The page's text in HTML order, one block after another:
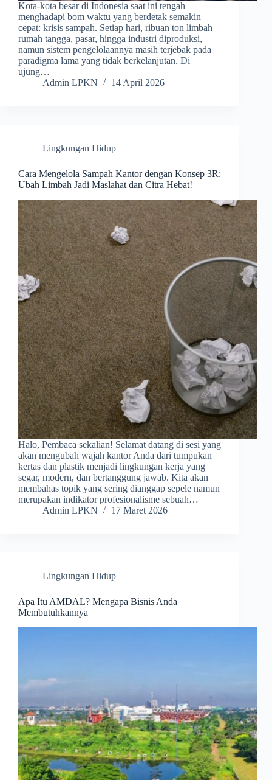
Kota-kota besar di Indonesia saat ini tengah
menghadapi bom waktu yang berdetak semakin
cepat: krisis sampah. Setiap hari, ribuan ton limbah
rumah tangga, pasar, hingga industri diproduksi,
namun sistem pengelolaannya masih terjebak pada
paradigma lama yang tidak berkelanjutan. Di
ujung…
Admin LPKN
14 April 2026
Lingkungan Hidup
Cara Mengelola Sampah Kantor dengan Konsep 3R:
Ubah Limbah Jadi Maslahat dan Citra Hebat!
Halo, Pembaca sekalian! Selamat datang di sesi yang
akan mengubah wajah kantor Anda dari tumpukan
kertas dan plastik menjadi lingkungan kerja yang
segar, modern, dan bertanggung jawab. Kita akan
membahas topik yang sering dianggap sepele namun
merupakan indikator profesionalisme sebuah…
Admin LPKN
17 Maret 2026
Lingkungan Hidup
Apa Itu AMDAL? Mengapa Bisnis Anda
Membutuhkannya